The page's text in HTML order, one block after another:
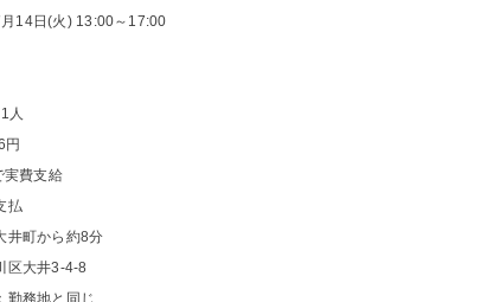
14日(火) 13:00～17:00
人
円
実費支給
払
井町から約8分
区大井3-4-8
勤務地と同じ